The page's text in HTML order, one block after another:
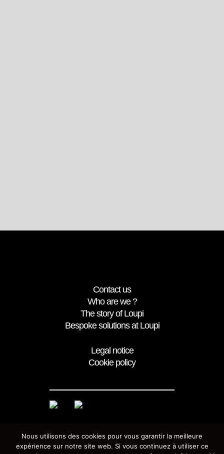
Contact us
Who are we ?
The story of Loupi
Bespoke solutions at Loupi
Legal notice
Cookie policy
Nous utilisons des cookies pour vous garantir la meilleure
expérience sur notre site web. Si vous continuez à utiliser ce